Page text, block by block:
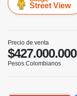
Street View
Precio de venta
$427.000.000
Pesos Colombianos